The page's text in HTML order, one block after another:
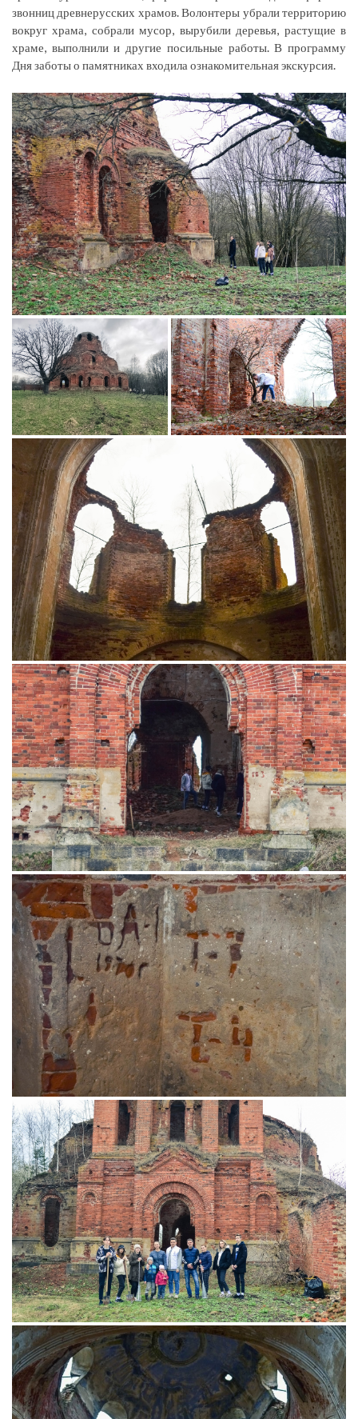
звонниц древнерусских храмов. Волонтеры убрали территорию
вокруг храма, собрали мусор, вырубили деревья, растущие в
храме, выполнили и другие посильные работы. В программу
Дня заботы о памятниках входила ознакомительная экскурсия.